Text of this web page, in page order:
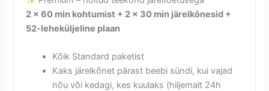
2 × 60 min kohtumist + 2 × 30 min järelkõnesid +
52-leheküljeline plaan
Kõik Standard paketist
Kaks järelkõnet pärast beebi sündi, kui vajad
nõu või kedagi, kes kuulaks (hiljemalt 24h